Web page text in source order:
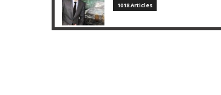
1018 Articles